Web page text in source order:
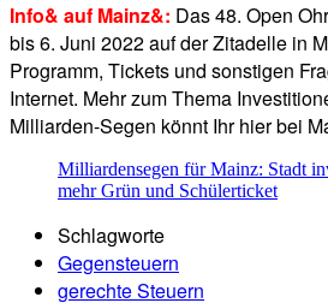
Info& auf Mainz&: Das 48. Open
bis 6. Juni 2022 auf der Zitadelle in
Programm, Tickets und sonstigen
Internet. Mehr zum Thema
Milliarden-Segen könnt Ihr hier bei
Milliardensegen für Mainz: Stadt
mehr Grün und Schülerticket
Schlagworte
Gegensteuern
gerechte Steuern